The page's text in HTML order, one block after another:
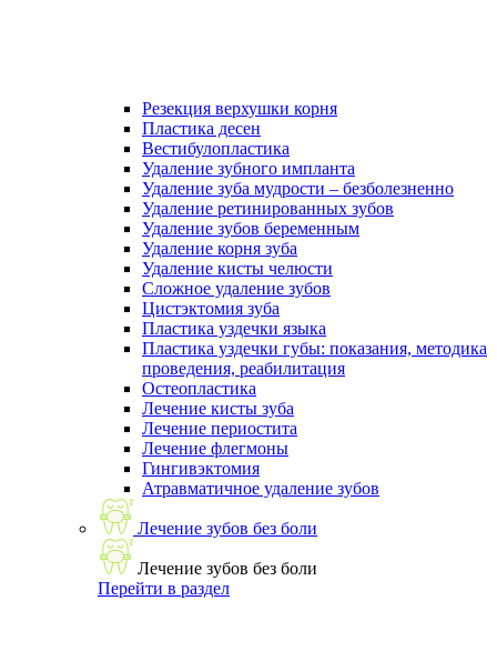
Резекция верхушки корня
Пластика десен
Вестибулопластика
Удаление зубного импланта
Удаление зуба мудрости – безболезненно
Удаление ретинированных зубов
Удаление зубов беременным
Удаление корня зуба
Удаление кисты челюсти
Сложное удаление зубов
Цистэктомия зуба
Пластика уздечки языка
Пластика уздечки губы: показания, методика
проведения, реабилитация
Остеопластика
Лечение кисты зуба
Лечение периостита
Лечение флегмоны
Гингивэктомия
Атравматичное удаление зубов
Лечение зубов без боли
Лечение зубов без боли
Перейти в раздел